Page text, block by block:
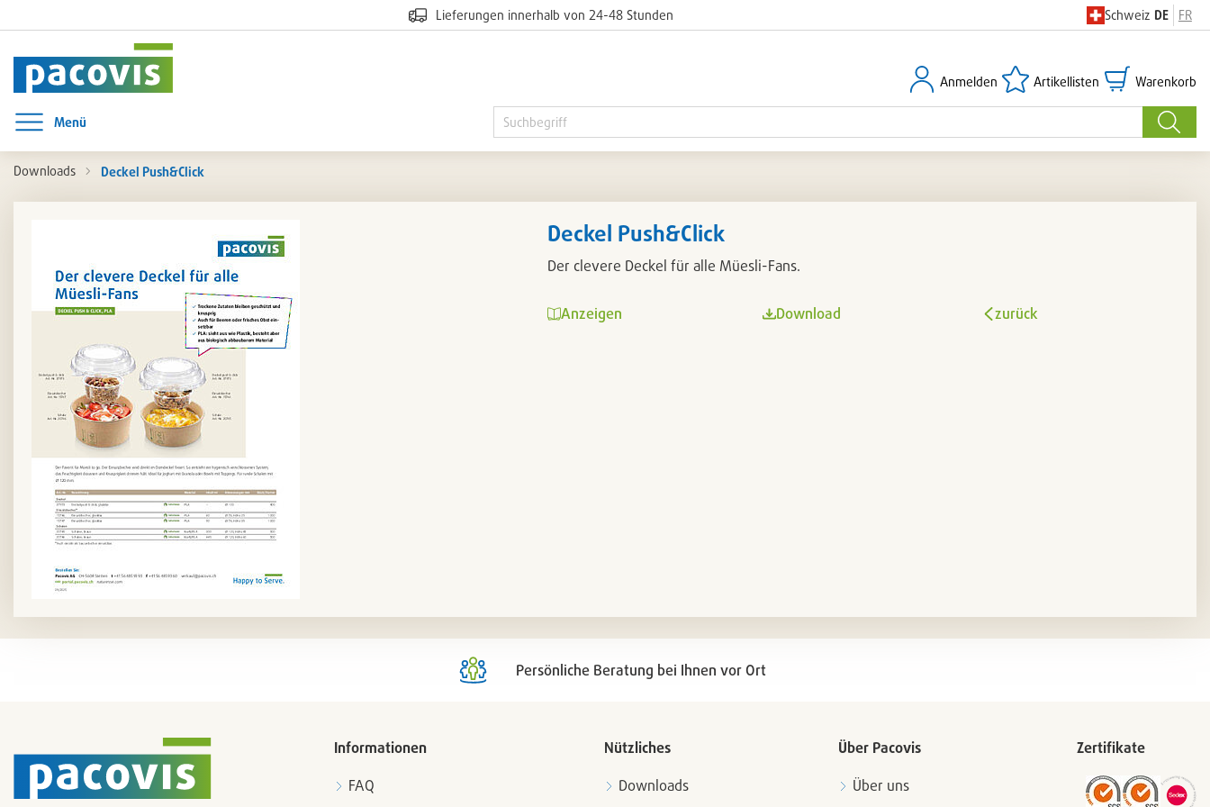
Lieferungen innerhalb von 24-48 Stunden Schweiz DE FR
Suche
Anmelden
Anmelden Artikellisten
Artikellisten Warenkorb
Warenkorb
Menü
Menü öffnen
Downloads Deckel Push&Click
Deckel Push&Click
Der clevere Deckel für alle Müesli-Fans.
Anzeigen Download zurück
Persönliche Beratung bei Ihnen vor Ort
Informationen
FAQ
Nützliches
Downloads
Über Pacovis
Über uns
Zertifikate